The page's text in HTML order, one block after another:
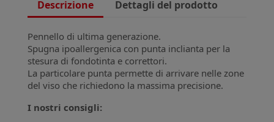
Descrizione Dettagli del prodotto
Pennello di ultima generazione.
Spugna ipoallergenica con punta inclianta per la
stesura di fondotinta e correttori.
La particolare punta permette di arrivare nelle zone
del viso che richiedono la massima precisione.
I nostri consigli: